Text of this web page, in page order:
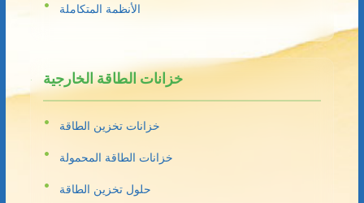
الأنظمة المتكاملة
خزانات الطاقة الخارجية
خزانات تخزين الطاقة
خزانات الطاقة المحمولة
حلول تخزين الطاقة